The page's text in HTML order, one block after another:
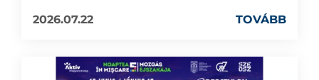
2026.07.22
TOVÁBB